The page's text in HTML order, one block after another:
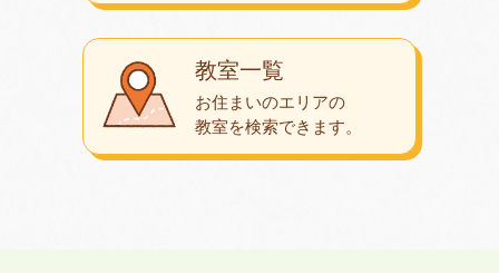
教室一覧
お住まいのエリアの
教室を検索できます。